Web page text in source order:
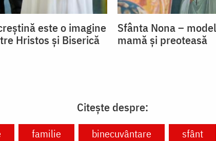
este o imagine
Hristos și Biserică
Sfânta Nona –
mamă și preoteasă
Citește despre:
familie binecuvântare sfânt